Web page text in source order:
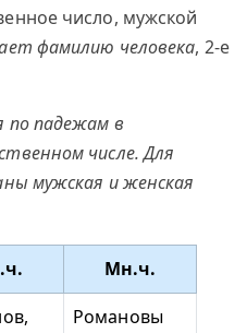
число, мужской
фамилию человека, 2-е
по падежам в
числе. Для
мужская и женская
Мн.ч.
Романовы